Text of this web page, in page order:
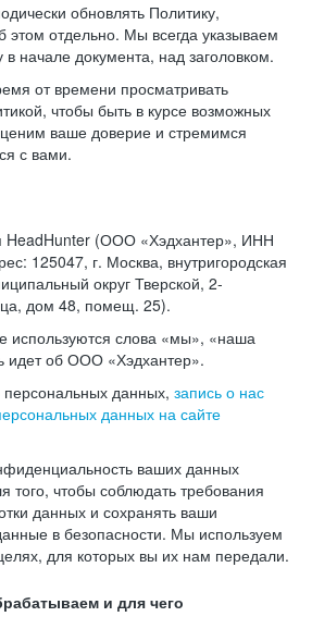
обновлять Политику,
этом отдельно. Мы всегда указываем
в начале документа, над заголовком.
от времени просматривать
чтобы быть в курсе возможных
ваше доверие и стремимся
с вами.
(ООО «Хэдхантер», ИНН
125047, г. Москва, внутригородская
округ Тверской, 2-
дом 48, помещ. 25).
используются слова «мы», «наша
идет об ООО «Хэдхантер».
данных, запись о нас
данных на сайте
ваших данных
того, чтобы соблюдать требования
данных и сохранять ваши
в безопасности. Мы используем
для которых вы их нам передали.
и для чего